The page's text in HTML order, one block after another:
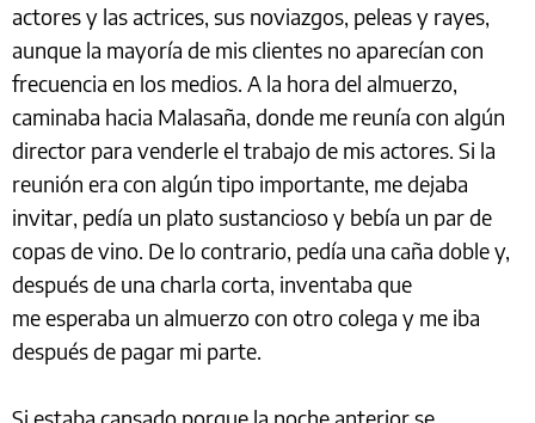
actores y las actrices, sus noviazgos, peleas y rayes,
aunque la mayoría de mis clientes no aparecían con
frecuencia en los medios. A la hora del almuerzo,
caminaba hacia Malasaña, donde me reunía con algún
director para venderle el trabajo de mis actores. Si la
reunión era con algún tipo importante, me dejaba
invitar, pedía un plato sustancioso y bebía un par de
copas de vino. De lo contrario, pedía una caña doble y,
después de una charla corta, inventaba que
me esperaba un almuerzo con otro colega y me iba
después de pagar mi parte.